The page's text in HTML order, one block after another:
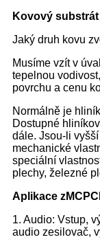
Kovový substrát
Jaký druh kovu
Musíme vzít v
tepelnou
povrchu a cenu
Normálně je
Dostupné
dále. Jsou-li
mechanické
speciální
plechy, železné
Aplikace z
1. Audio: Vstup,
audio zesilovač,